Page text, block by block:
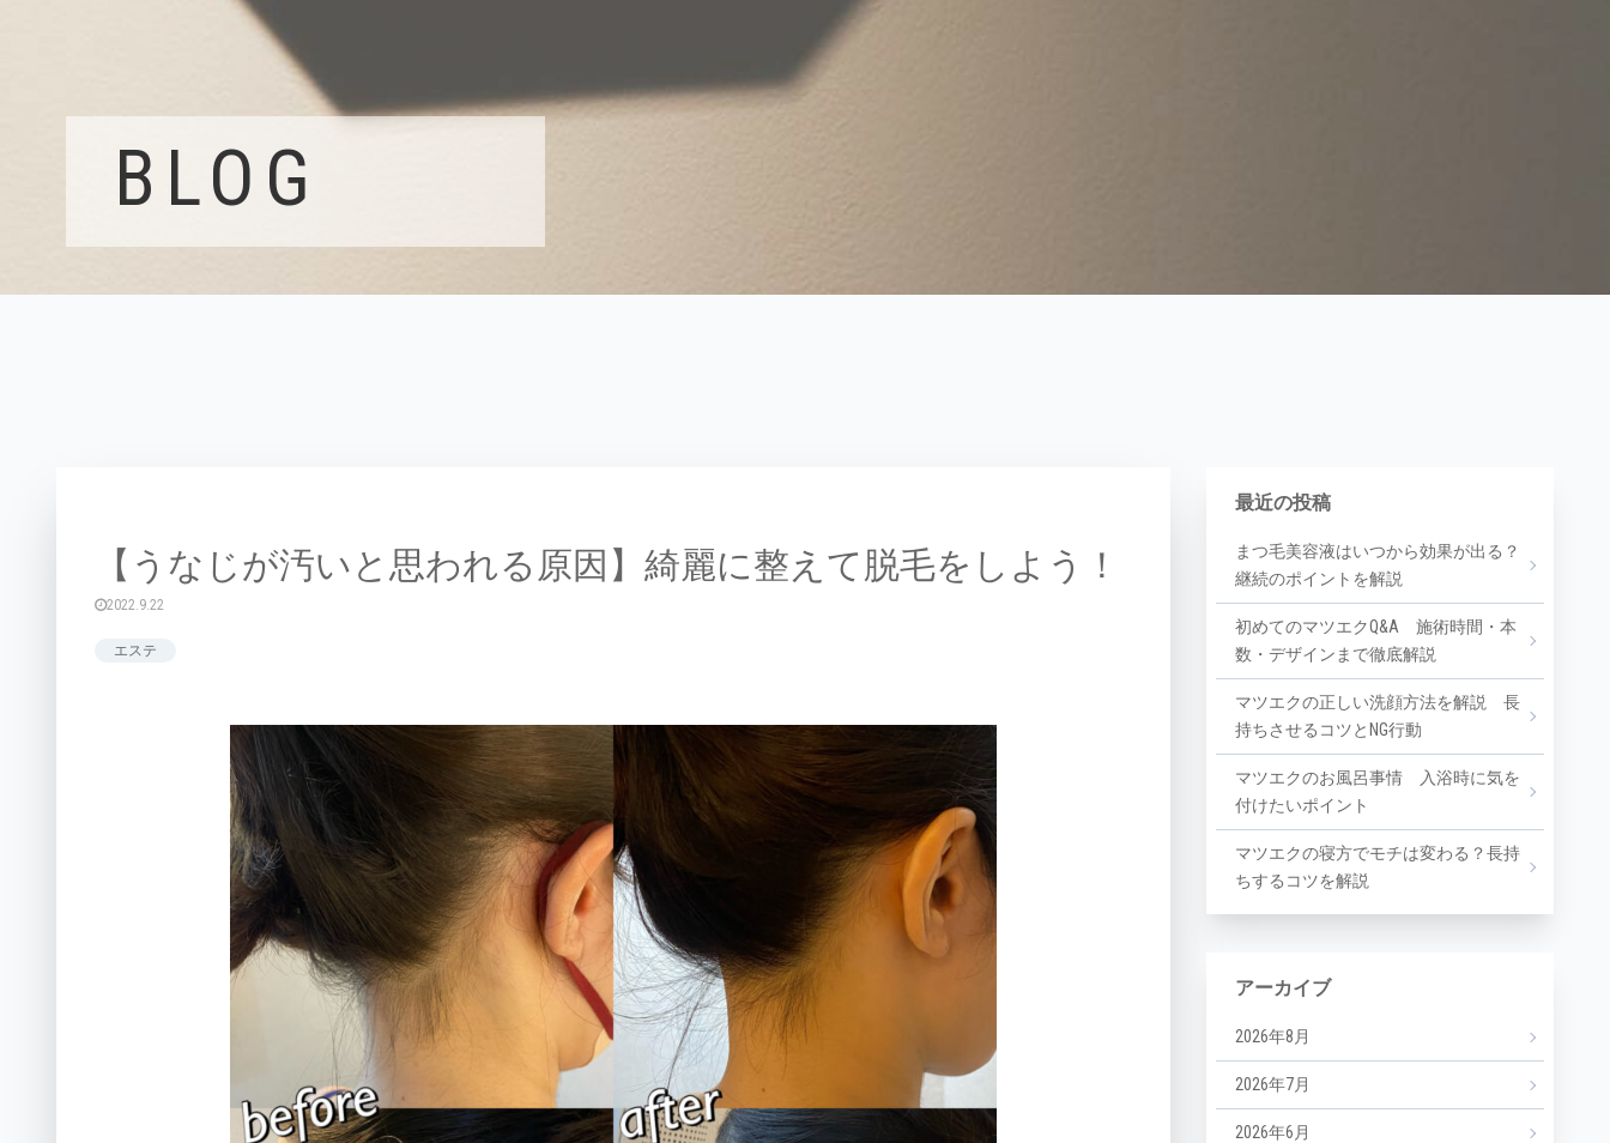
BLOG
【うなじが汚いと思われる原因】綺麗に整えて脱毛をしよう！
2022.9.22
エステ
最近の投稿
まつ毛美容液はいつから効果が出る？
継続のポイントを解説
初めてのマツエクQ&A 施術時間・本
数・デザインまで徹底解説
マツエクの正しい洗顔方法を解説 長
持ちさせるコツとNG行動
マツエクのお風呂事情 入浴時に気を
付けたいポイント
マツエクの寝方でモチは変わる？長持
ちするコツを解説
アーカイブ
2026年8月
2026年7月
2026年6月